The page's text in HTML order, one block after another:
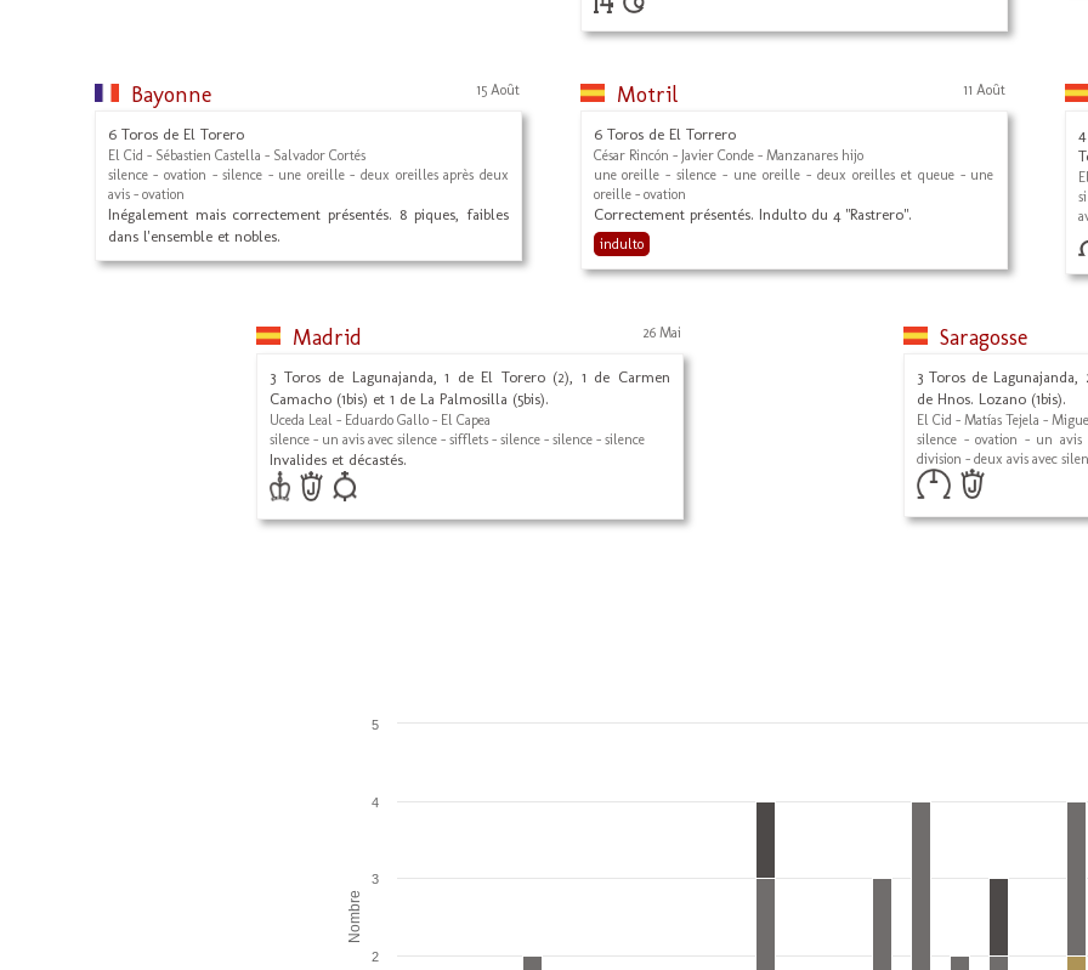
Bayonne 15 Août
6 Toros de El Torero
El Cid - Sébastien Castella - Salvador Cortés
silence - ovation - silence - une oreille - deux oreilles après deux
avis - ovation
Inégalement mais correctement présentés. 8 piques, faibles
dans l'ensemble et nobles.
Motril 11 Août
6 Toros de El Torrero
César Rincón - Javier Conde - Manzanares hijo
une oreille - silence - une oreille - deux oreilles et queue - une
oreille - ovation
Correctement présentés. Indulto du 4 "Rastrero".
indulto
Madrid 26 Mai
3 Toros de Lagunajanda, 1 de El Torero (2), 1 de Carmen
Camacho (1bis) et 1 de La Palmosilla (5bis).
Uceda Leal - Eduardo Gallo - El Capea
silence - un avis avec silence - sifflets - silence - silence - silence
Invalides et décastés.
Saragosse
3 Toros de
de Hnos. Lozano (1bis).
El Cid - Matías Tejela -
silence - ovation - un avis
division - deux avis avec
Nombre
2
3
4
5